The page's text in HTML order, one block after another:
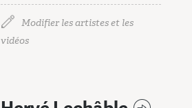
Modifier les artistes et les
vidéos